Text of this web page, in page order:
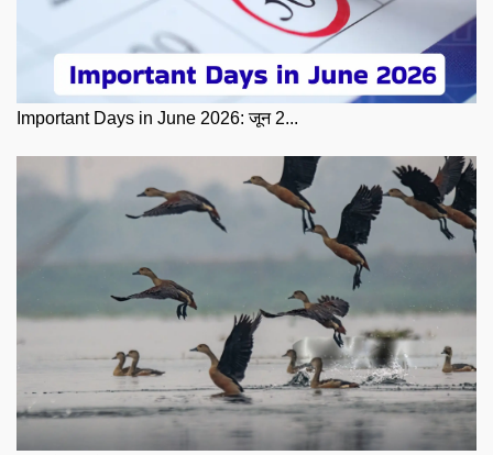
Important Days in June 2026: जून 2...